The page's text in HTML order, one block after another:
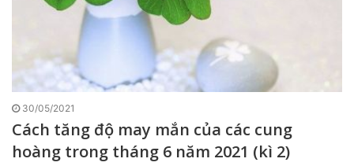
30/05/2021
Cách tăng độ may mắn của các cung
hoàng trong tháng 6 năm 2021 (kì 2)